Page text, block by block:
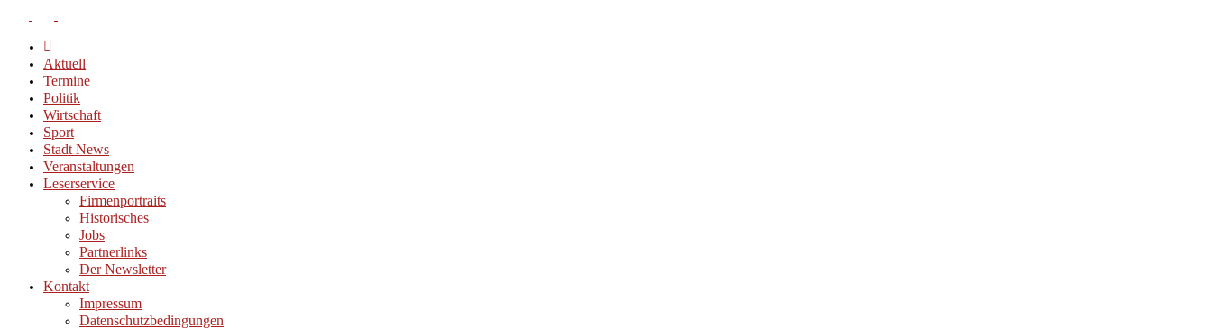
Aktuell
Termine
Politik
Wirtschaft
Sport
Stadt News
Veranstaltungen
Leserservice
Firmenportraits
Historisches
Jobs
Partnerlinks
Der Newsletter
Kontakt
Impressum
Datenschutzbedingungen